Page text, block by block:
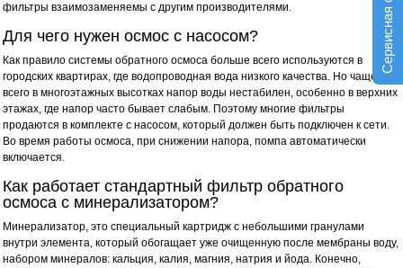
фильтры взаимозаменяемы с другим производителями.
Для чего нужен осмос с насосом?
Как правило системы обратного осмоса больше всего используются в
городских квартирах, где водопроводная вода низкого качества. Но чаще
всего в многоэтажных высотках напор воды нестабилен, особенно в верхних
этажах, где напор часто бывает слабым. Поэтому многие фильтры
продаются в комплекте с насосом, который должен быть подключен к сети.
Во время работы осмоса, при снижении напора, помпа автоматически
включается.
Как работает стандартный фильтр обратного
осмоса с минерализатором?
Минерализатор, это специальный картридж с небольшими гранулами
внутри элемента, который обогащает уже очищенную после мембраны воду,
набором минералов: кальция, калия, магния, натрия и йода. Конечно,